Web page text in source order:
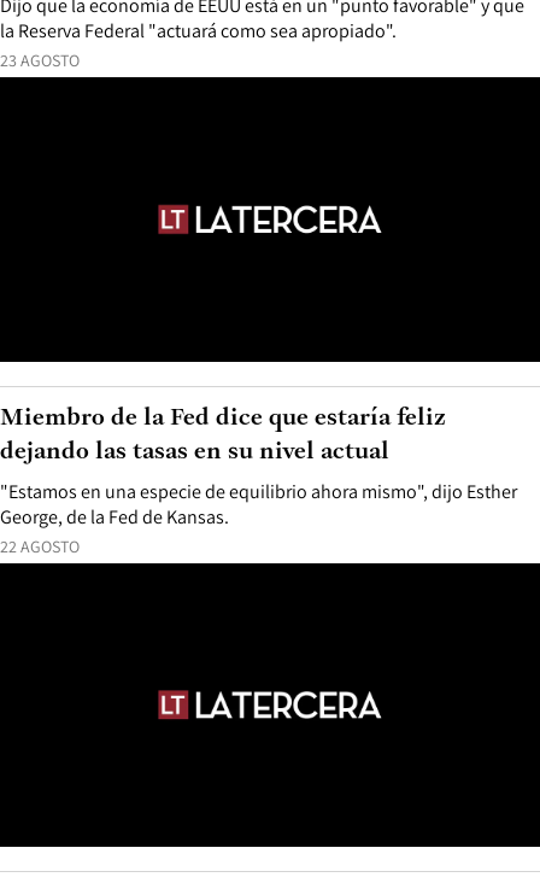
23 AGOSTO
Dijo que la economía de EEUU está en un "punto favorable" y que
la Reserva Federal "actuará como sea apropiado".
22 AGOSTO
"Estamos en una especie de equilibrio ahora mismo", dijo Esther
George, de la Fed de Kansas.
Miembro de la Fed dice que estaría feliz
dejando las tasas en su nivel actual